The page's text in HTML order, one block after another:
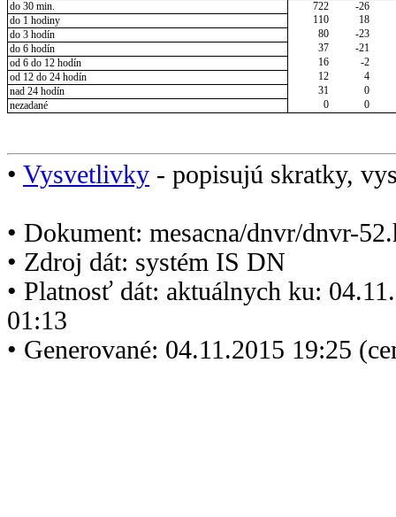
do 30 min.
722
-26
do 1 hodiny
110
18
do 3 hodín
80
-23
do 6 hodín
37
-21
od 6 do 12 hodín
16
-2
od 12 do 24 hodín
12
4
nad 24 hodín
31
0
nezadané
0 0
• Vysvetlivky - popisujú skratky,
• Dokument: mesacna/dnvr/dnvr-
• Zdroj dát: systém IS DN
• Platnosť dát: aktuálnych ku:
01:13
• Generované: 04.11.2015 19:25